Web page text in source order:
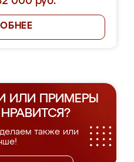
ИЛИ ПРИМЕРЫ
НРАВИТСЯ?
также или